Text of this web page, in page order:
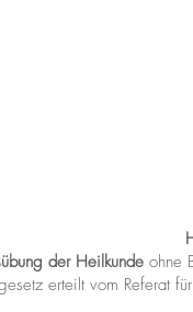
der Heilkunde ohne
erteilt vom Referat